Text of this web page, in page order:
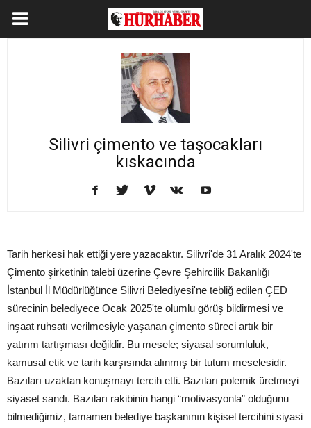
Silivri çimento ve taşocakları
kıskacında
Tarih herkesi hak ettiği yere yazacaktır. Silivri'de 31 Aralık 2024'te
Çimento şirketinin talebi üzerine Çevre Şehircilik Bakanlığı
İstanbul İl Müdürlüğünce Silivri Belediyesi'ne tebliğ edilen ÇED
sürecinin belediyece Ocak 2025'te olumlu görüş bildirmesi ve
inşaat ruhsatı verilmesiyle yaşanan çimento süreci artık bir
yatırım tartışması değildir. Bu mesele; siyasal sorumluluk,
kamusal etik ve tarih karşısında alınmış bir tutum meselesidir.
Bazıları uzaktan konuşmayı tercih etti. Bazıları polemik üretmeyi
siyaset sandı. Bazıları rakibinin hangi “motivasyonla” olduğunu
bilmediğimiz, tamamen belediye başkanının kişisel tercihini siyasi